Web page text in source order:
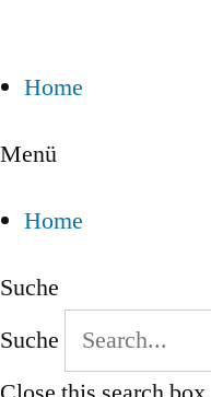
Home
Menü
Home
Suche
Suche